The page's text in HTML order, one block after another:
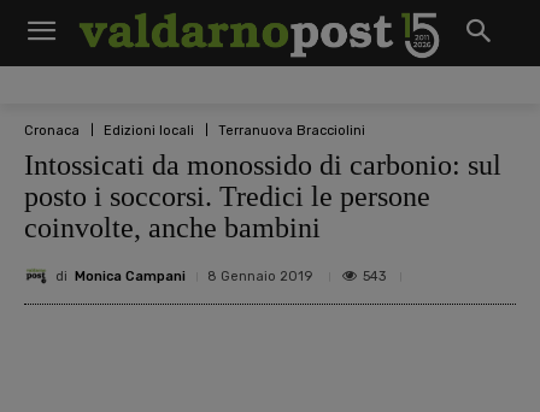
Cronaca Edizioni locali Terranuova Bracciolini
Intossicati da monossido di carbonio: sul
posto i soccorsi. Tredici le persone
coinvolte, anche bambini
di Monica Campani 8 Gennaio 2019 543